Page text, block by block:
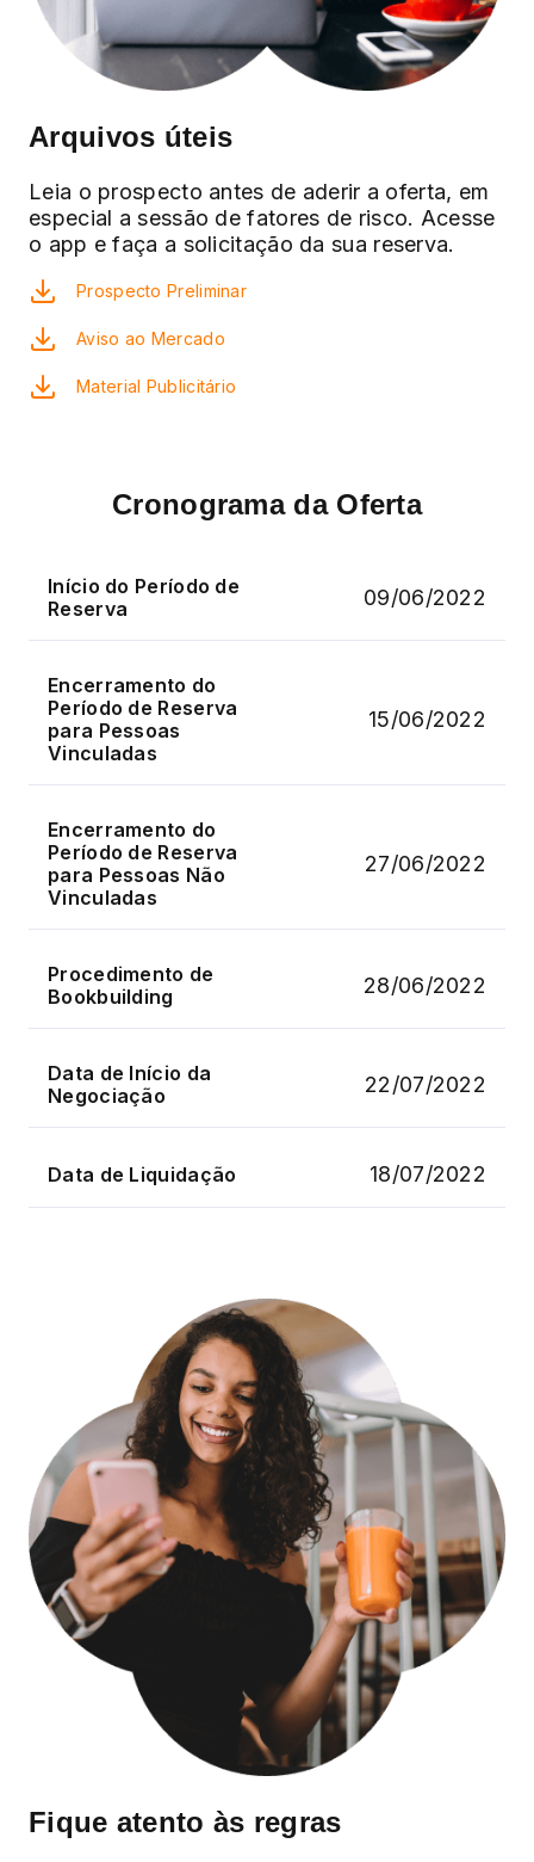
Arquivos úteis
Leia o prospecto antes de aderir a oferta, em
especial a sessão de fatores de risco. Acesse
o app e faça a solicitação da sua reserva.
Prospecto Preliminar
Aviso ao Mercado
Material Publicitário
Cronograma da Oferta
Início do Período de
Reserva
09/06/2022
Encerramento do
Período de Reserva
para Pessoas
Vinculadas
15/06/2022
Encerramento do
Período de Reserva
para Pessoas Não
Vinculadas
27/06/2022
Procedimento de
Bookbuilding
28/06/2022
Data de Início da
Negociação
22/07/2022
Data de Liquidação 18/07/2022
Fique atento às regras